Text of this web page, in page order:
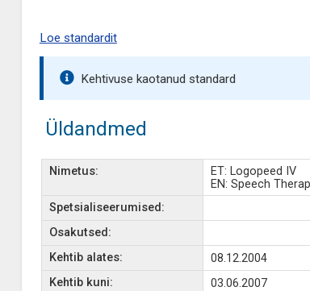
Loe standardit
Kehtivuse kaotanud standard
Üldandmed
Nimetus:
ET: Logopeed IV
EN: Speech
Spetsialiseerumised:
Osakutsed:
Kehtib alates:
08.12.2004
Kehtib kuni:
03.06.2007